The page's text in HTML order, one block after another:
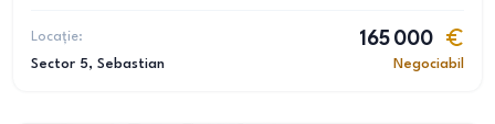
Locație:
Sector 5, Sebastian
165 000
Negociabil